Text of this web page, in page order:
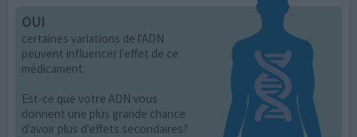
OUI
certaines variations de l'ADN
peuvent influencer l'effet de ce
médicament.
Est-ce que votre ADN vous
donnent une plus grande chance
d'avoir plus d'effets secondaires?